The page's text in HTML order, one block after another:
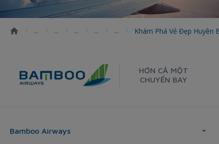
Khám Phá Vẻ Đẹp Huyền
HƠN CẢ MỘT
CHUYẾN BAY
Bamboo Airways